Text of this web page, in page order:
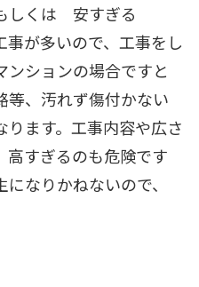
しくは 安すぎる
が多いので、工事をし
ンションの場合ですと
等、汚れず傷付かない
ます。工事内容や広さ
高すぎるのも危険です
なりかねないので、